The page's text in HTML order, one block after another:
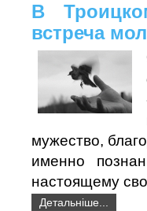
В
встреча
мужество,
именно
настоящему
Детальніше...